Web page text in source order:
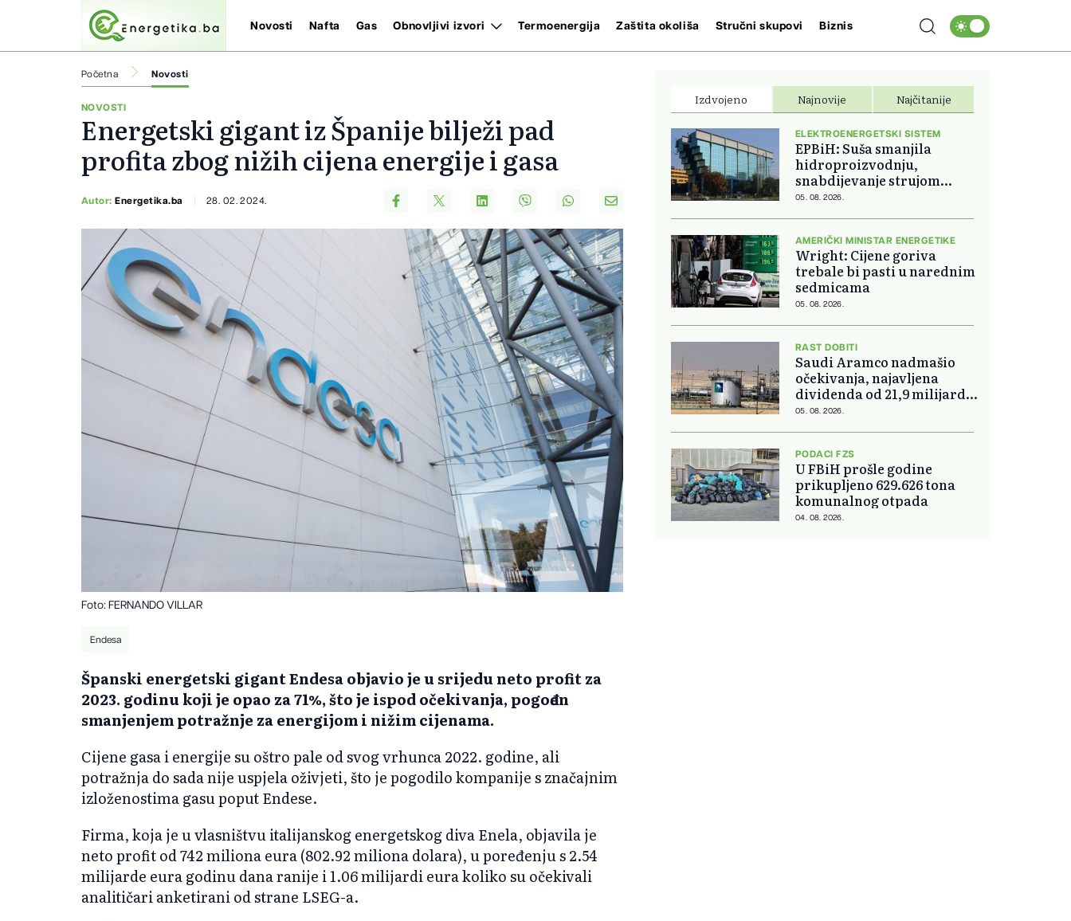
Novosti Nafta Gas Obnovljivi izvori Termoenergija Zaštita okoliša Stručni skupovi Biznis
Početna Novosti
NOVOSTI
Energetski gigant iz Španije bilježi pad
profita zbog nižih cijena energije i gasa
Autor:Energetika.ba 28. 02. 2024.
Foto: FERNANDO VILLAR
Endesa
Španski energetski gigant Endesa objavio je u srijedu neto profit za
2023. godinu koji je opao za 71%, što je ispod očekivanja, pogođen
smanjenjem potražnje za energijom i nižim cijenama.
Cijene gasa i energije su oštro pale od svog vrhunca 2022. godine, ali
potražnja do sada nije uspjela oživjeti, što je pogodilo kompanije s značajnim
izloženostima gasu poput Endese.
Firma, koja je u vlasništvu italijanskog energetskog diva Enela, objavila je
neto profit od 742 miliona eura (802.92 miliona dolara), u poređenju s 2.54
milijarde eura godinu dana ranije i 1.06 milijardi eura koliko su očekivali
analitičari anketirani od strane LSEG-a.
Izdvojeno Najnovije Najčitanije
ELEKTROENERGETSKI SISTEM
EPBiH: Suša smanjila
hidroproizvodnju,
snabdijevanje strujom
ostaje stabilno
05. 08. 2026.
AMERIČKI MINISTAR ENERGETIKE
Wright: Cijene goriva
trebale bi pasti u narednim
sedmicama
05. 08. 2026.
RAST DOBITI
Saudi Aramco nadmašio
očekivanja, najavljena
dividenda od 21,9 milijardi
dolara
05. 08. 2026.
PODACI FZS
U FBiH prošle godine
prikupljeno 629.626 tona
komunalnog otpada
04. 08. 2026.